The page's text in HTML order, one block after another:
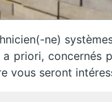
ne)
a priori,
vous seront